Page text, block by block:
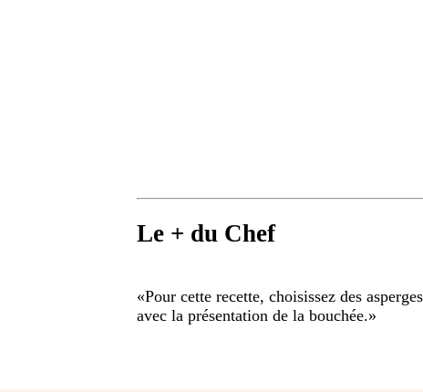
Le + du Chef
«Pour cette recette, choisissez des
avec la présentation de la bouchée.»